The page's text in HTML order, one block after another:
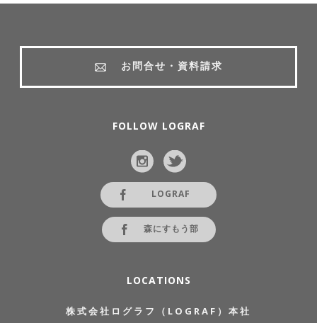
お問合せ・資料請求
FOLLOW LOGRAF
LOGRAF
森にすもう部
LOCATIONS
株式会社ログラフ（LOGRAF）本社